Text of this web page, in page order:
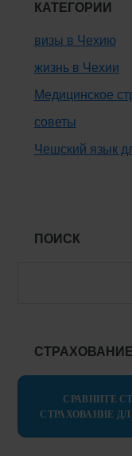
КАТЕГОРИИ
визы в Чехию
жизнь в Чехии
Медицинское
советы
Чешский язык
ПОИСК
СРАВНИТЕ
СТРАХОВАНИЕ